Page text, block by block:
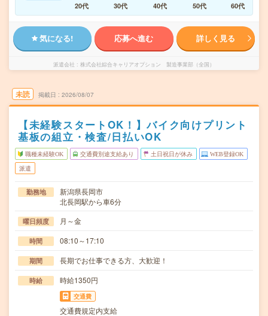
20代
30代 40代 50代 60代
気になる! 応募へ進む 詳しく見る
派遣会社 株式会社綜合キャリアオプション 製造事業部（全国）
未読 掲載日 2026/08/07
【未経験スタートOK！】バイク向けプリント
基板の組立・検査/日払いOK
職種未経験OK 交通費別途支給あり 土日祝日が休み WEB登録OK
派遣
勤務地
新潟県長岡市
北長岡駅から車6分
曜日頻度 月～金
時間 08:10～17:10
期間 長期でお仕事できる方、大歓迎！
時給 時給1350円
交通費
交通費規定内支給